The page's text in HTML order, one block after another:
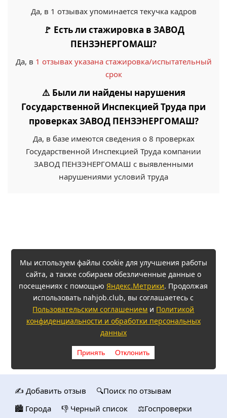
Да, в 1 отзывах упоминается текучка кадров
🚩 Есть ли стажировка в ЗАВОД
ПЕНЗЭНЕРГОМАШ?
Да, в 1 отзывах указана стажировка/испытательный
срок
⚠️ Были ли найдены нарушения
Государственной Инспекцией Труда при
проверках ЗАВОД ПЕНЗЭНЕРГОМАШ?
Да, в базе имеются сведения о 8 проверках
Государственной Инспекцией Труда компании
ЗАВОД ПЕНЗЭНЕРГОМАШ с выявленными
нарушениями условий труда
Мы используем файлы cookie для улучшения работы
сайта, а также собираем обезличенные данные о
посещениях с помощьюЯндекс.Метрики. Продолжая
использовать nahjob.club, вы соглашаетесь с
Пользовательским соглашением и Политикой
конфиденциальности и обработки персональных
данных
Принять Отклонить
✍️ Добавить отзыв
🔍Поиск по отзывам
🏙️ Городa
👎 Черный список ⚖️Госпроверки